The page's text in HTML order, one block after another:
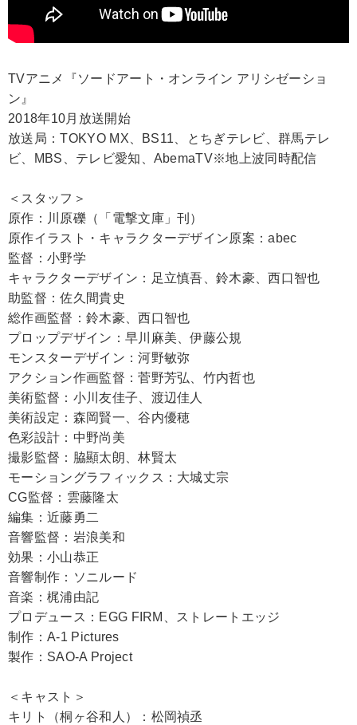
TVアニメ『ソードアート・オンライン アリシゼーショ
ン』
2018年10月放送開始
放送局：TOKYO MX、BS11、とちぎテレビ、群馬テレ
ビ、MBS、テレビ愛知、AbemaTV※地上波同時配信
＜スタッフ＞
原作：川原礫（「電撃文庫」刊）
原作イラスト・キャラクターデザイン原案：abec
監督：小野学
キャラクターデザイン：足立慎吾、鈴木豪、西口智也
助監督：佐久間貴史
総作画監督：鈴木豪、西口智也
プロップデザイン：早川麻美、伊藤公規
モンスターデザイン：河野敏弥
アクション作画監督：菅野芳弘、竹内哲也
美術監督：小川友佳子、渡辺佳人
美術設定：森岡賢一、谷内優穂
色彩設計：中野尚美
撮影監督：脇顯太朗、林賢太
モーショングラフィックス：大城丈宗
CG監督：雲藤隆太
編集：近藤勇二
音響監督：岩浪美和
効果：小山恭正
音響制作：ソニルード
音楽：梶浦由記
プロデュース：EGG FIRM、ストレートエッジ
制作：A-1 Pictures
製作：SAO-A Project
＜キャスト＞
キリト（桐ヶ谷和人）：松岡禎丞